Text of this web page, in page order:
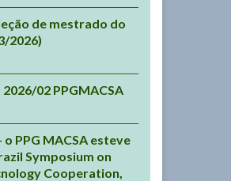
de mestrado do
2026)
02 PPGMACSA
PPG MACSA esteve
Symposium on
Cooperation,